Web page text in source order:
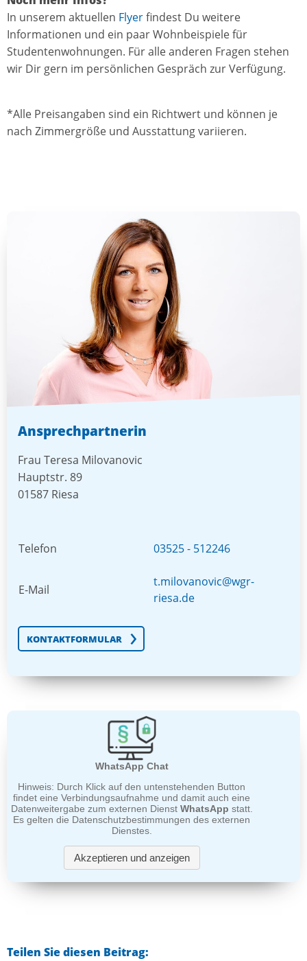
Ansprechpartnerin
Frau Teresa Milovanovic
Hauptstr. 89
01587 Riesa
Telefon 03525 - 512246
E-Mail
t.milovanovic@wgr-
riesa.de
KONTAKTFORMULAR
In unserem aktuellen Flyerfindest Du weitere
Informationen und ein paar Wohnbeispiele für
Studentenwohnungen. Für alle anderen Fragen stehen
wir Dir gern im persönlichen Gespräch zur Verfügung.
*Alle Preisangaben sind ein Richtwert und können je
nach Zimmergröße und Ausstattung variieren.
Teilen Sie diesen Beitrag: